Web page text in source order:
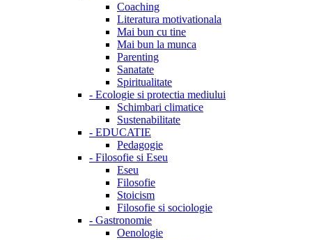
Coaching
Literatura motivationala
Mai bun cu tine
Mai bun la munca
Parenting
Sanatate
Spiritualitate
- Ecologie si protectia mediului
Schimbari climatice
Sustenabilitate
- EDUCATIE
Pedagogie
- Filosofie si Eseu
Eseu
Filosofie
Stoicism
Filosofie si sociologie
- Gastronomie
Oenologie